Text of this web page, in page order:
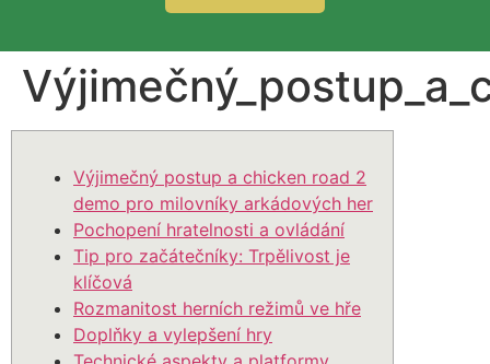
Výjimečný postup a chicken road 2
demo pro milovníky arkádových her
Pochopení hratelnosti a ovládání
Tip pro začátečníky: Trpělivost je
klíčová
Rozmanitost herních režimů ve hře
Doplňky a vylepšení hry